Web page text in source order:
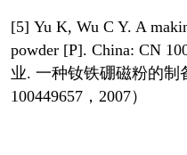
[5] Yu K, Wu C Y. A
powder [P]. China: CN
业. 一种钕铁硼磁粉的制
100449657，2007）